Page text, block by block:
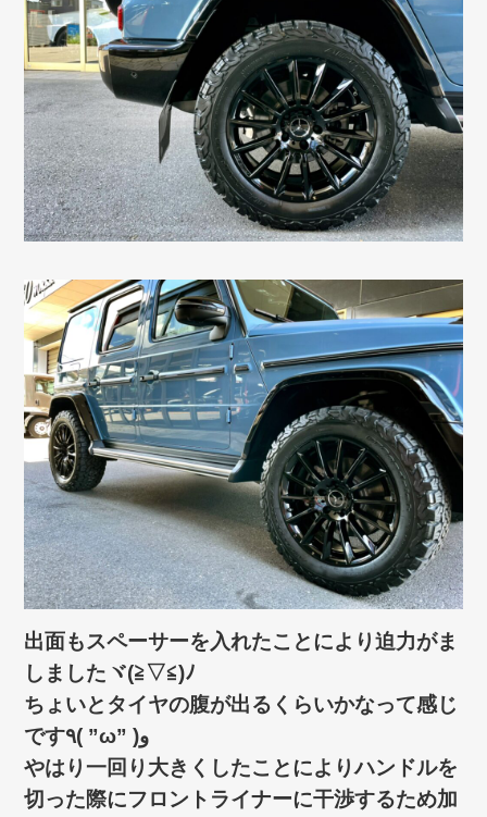
出面もスペーサーを入れたことにより迫力がま
しましたヾ(≧▽≦)ﾉ
ちょいとタイヤの腹が出るくらいかなって感じ
です٩( ”ω” )و
やはり一回り大きくしたことによりハンドルを
切った際にフロントライナーに干渉するため加